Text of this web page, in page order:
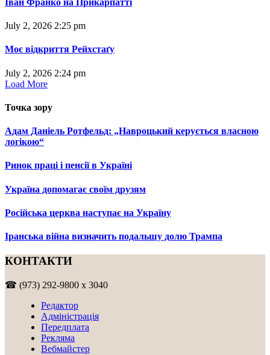
July 2, 2026 2:25 pm
Моє відкриття Рейхстаґу
July 2, 2026 2:24 pm
Load More
Точка зору
Адам Даніель Ротфельд: „Навроцький керується власною
логікою“
Ринок праці і пенсії в Україні
Україна допомагає своїм друзям
Російська церква наступає на Україну
Іранська війна визначить подальшу долю Трампа
КОНТАКТИ
☎ (973) 292-9800 x 3040
Редактор
Адміністрація
Передплата
Рекляма
Вебмайстер